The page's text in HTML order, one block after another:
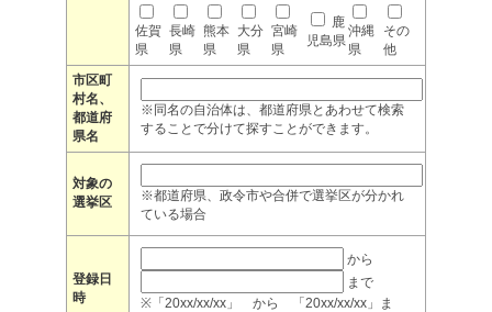
佐賀
県
長崎
県
熊本
県
大分
県
宮崎
県
鹿
児島県
沖縄
県
その
他
市区町
村名、
都道府
県名
※同名の自治体は、都道府県とあわせて検索
することで分けて探すことができます。
対象の
選挙区
※都道府県、政令市や合併で選挙区が分かれ
ている場合
登録日
時
から
まで
※「20xx/xx/xx」 から 「20xx/xx/xx」ま